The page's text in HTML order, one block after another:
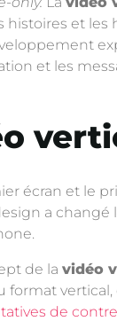
et
et les
écran et le
a
de la vidéo
format
de